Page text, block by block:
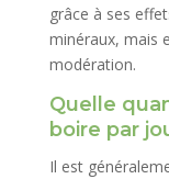
grâce à ses
minéraux, mais
modération.
Quelle
boire par
Il est